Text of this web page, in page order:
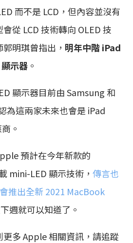
而不是 LCD，但內容並沒有
從 LCD 技術轉向 OLED 技
明琪曾指出， 明年中階 iPad
示器 。
顯示器目前由 Samsung 和
為這兩家未來也會是 iPad
。
預計在今年新款的
mini-LED 顯示技術， 傳言也
推出全新 2021 MacBook
週就可以知道了。
多 Apple 相關資訊，請追蹤